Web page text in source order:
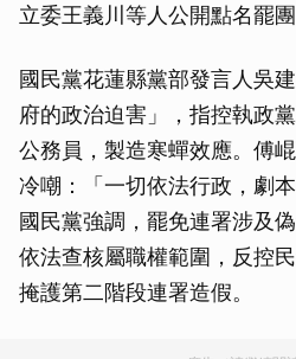
立委王義川等人公開點名罷
國民黨花蓮縣黨部發言人吳
府的政治迫害」，指控執政
公務員，製造寒蟬效應。傅
冷嘲：「一切依法行政，劇
國民黨強調，罷免連署涉及
依法查核屬職權範圍，反控
掩護第二階段連署造假。